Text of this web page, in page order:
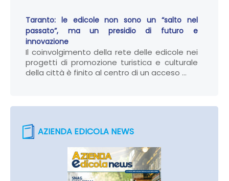
Taranto: le edicole non sono un “salto nel
passato”, ma un presidio di futuro e
innovazione
Il coinvolgimento della rete delle edicole nei
progetti di promozione turistica e culturale
della città è finito al centro di un acceso ...
AZIENDA EDICOLA NEWS